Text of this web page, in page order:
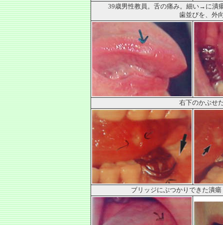
39歳男性教員。舌の痛み。細い→に潰
歯並びを、外
右下のかぶせ
ブリッジにぶつかりできた潰